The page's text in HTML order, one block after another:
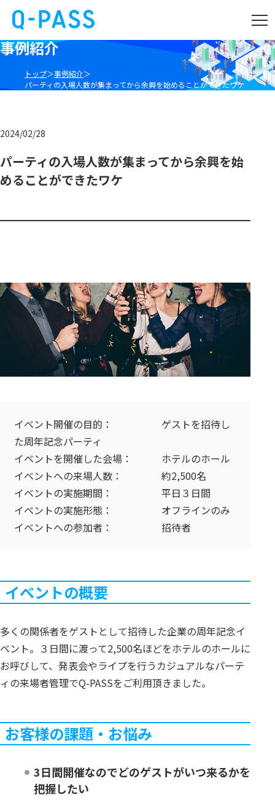
事例紹介
トップ
事例紹介
パーティの入場人数が集まってから余興を始めることができたワケ
2024/02/28
パーティの入場人数が集まってから余興を始
めることができたワケ
イベント開催の目的： ゲストを招待し
た周年記念パーティ
イベントを開催した会場： ホテルのホール
イベントへの来場人数： 約2,500名
イベントの実施期間： 平日３日間
イベントの実施形態： オフラインのみ
イベントへの参加者： 招待者
イベントの概要
多くの関係者をゲストとして招待した企業の周年記念イ
ベント。３日間に渡って2,500名ほどをホテルのホールに
お呼びして、発表会やライプを行うカジュアルなパーテ
ィの来場者管理でQ-PASSをご利用頂きました。
お客様の課題・お悩み
3日間開催なのでどのゲストがいつ来るかを
把握したい